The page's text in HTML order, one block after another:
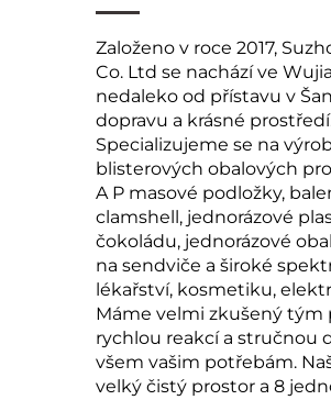
Založeno v roce 2017,
Co. Ltd se nachází ve
nedaleko od přístavu v
dopravu a krásné
Specializujeme se na
blisterových obalových
A P masové podložky,
clamshell, jednorázové
čokoládu, jednorázové
na sendviče a široké
lékařství, kosmetiku,
Máme velmi zkušený tým
rychlou reakcí a stručnou
všem vašim potřebám.
velký čistý prostor a 8